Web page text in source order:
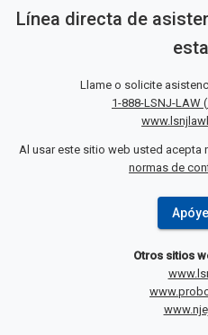
Línea directa de
Llame o solicite
1-888-LSNJ-LAW (
Al usar este sitio web usted acepta
normas de
Otros sitios